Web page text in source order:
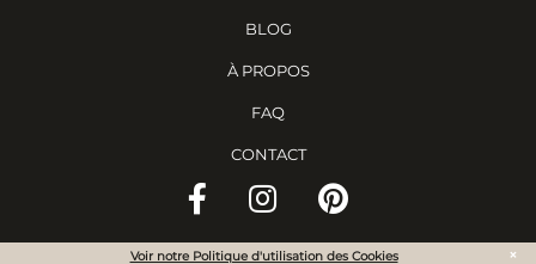
BLOG
À PROPOS
FAQ
CONTACT
Voir notre Politique d'utilisation des Cookies ×